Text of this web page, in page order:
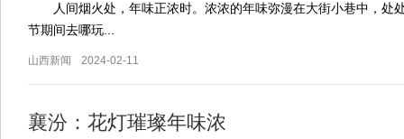
人间烟火处，年味正浓时。浓浓的年味弥漫在大街小巷中，
节期间去哪玩...
山西新闻 2024-02-11
襄汾：花灯璀璨年味浓